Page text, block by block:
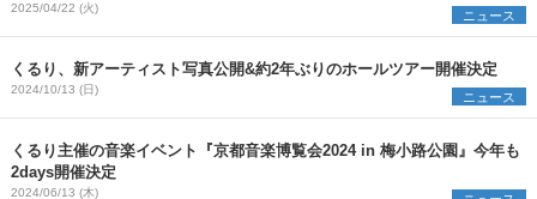
2025/04/22 (火) ニュース
くるり、新アーティスト写真公開&約2年ぶりのホールツアー開催決定
2024/10/13 (日) ニュース
くるり主催の音楽イベント『京都音楽博覧会2024 in 梅小路公園』今年も
2days開催決定
2024/06/13 (木)